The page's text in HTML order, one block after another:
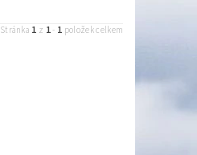
Stránka 1 z 1- 1 položek celkem